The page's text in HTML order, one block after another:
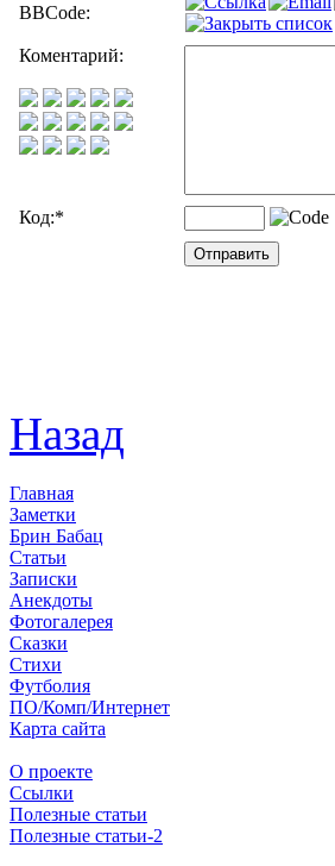
BBCode:
Коментарий:
Код:*
Назад
Главная
Заметки
Брин Бабац
Статьи
Записки
Анекдоты
Фотогалерея
Сказки
Стихи
Футболия
ПО/Комп/Интернет
Карта сайта
О проекте
Ссылки
Полезные статьи
Полезные статьи-2